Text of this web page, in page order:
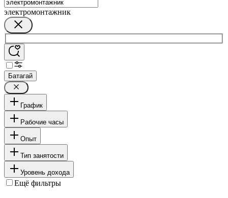
электромонтажник
Батагай
График
Рабочие часы
Опыт
Тип занятости
Уровень дохода
Ещё фильтры